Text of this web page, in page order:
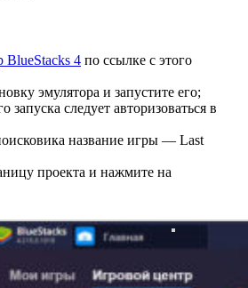
BlueStacks 4 по ссылке с этого
эмулятора и запустите его;
запуска следует авторизоваться в
название игры — Last
проекта и нажмите на